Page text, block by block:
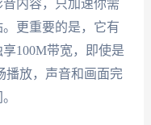
内容，只加速你需
更重要的是，它有
100M带宽，即使是
播放，声音和画面完